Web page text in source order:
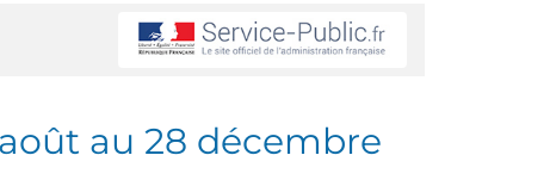
au 28 décembre